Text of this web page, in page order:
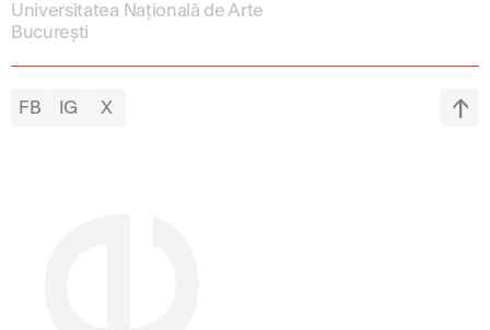
Universitatea Națională de Arte
București
FB IG X